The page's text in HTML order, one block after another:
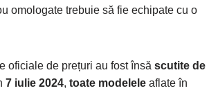
omologate trebuie să fie echipate cu o
oficiale de prețuri au fost însă scutite de
7 iulie 2024, toate modelele aflate în